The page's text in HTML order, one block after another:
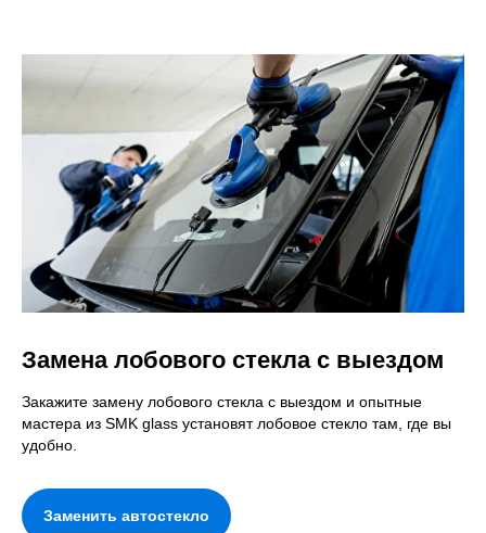
Замена лобового стекла с выездом
Закажите замену лобового стекла с выездом и опытные
мастера из SMK glass установят лобовое стекло там, где вы
удобно.
Заменить автостекло